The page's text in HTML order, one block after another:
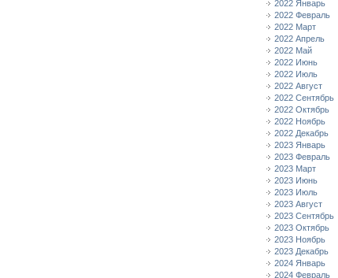
2022 Январь
2022 Февраль
2022 Март
2022 Апрель
2022 Май
2022 Июнь
2022 Июль
2022 Август
2022 Сентябрь
2022 Октябрь
2022 Ноябрь
2022 Декабрь
2023 Январь
2023 Февраль
2023 Март
2023 Июнь
2023 Июль
2023 Август
2023 Сентябрь
2023 Октябрь
2023 Ноябрь
2023 Декабрь
2024 Январь
2024 Февраль